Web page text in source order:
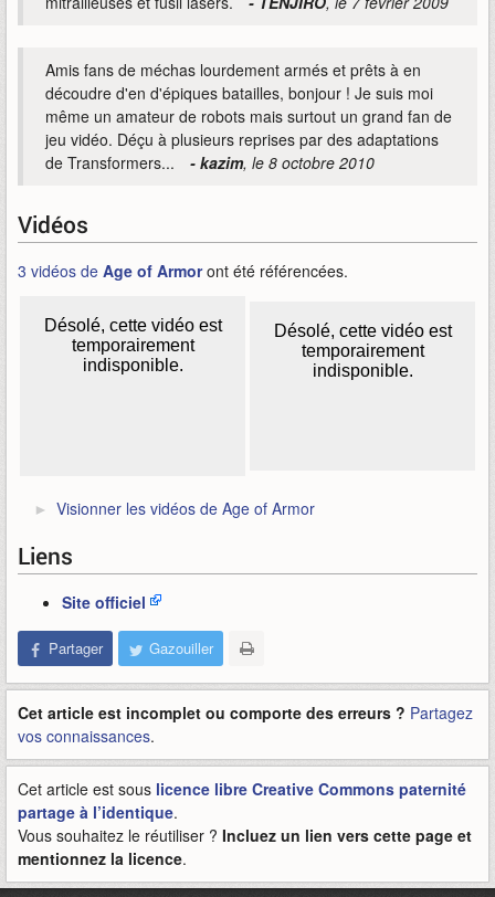
Amis fans de méchas lourdement armés et prêts à en
découdre d'en d'épiques batailles, bonjour ! Je suis moi
même un amateur de robots mais surtout un grand fan de
jeu vidéo. Déçu à plusieurs reprises par des adaptations
de Transformers...
- kazim, le 8 octobre 2010
Vidéos
3 vidéos de Age of Armoront été référencées.
Visionner les vidéos de Age of Armor
Liens
Site officiel
Partager Gazouiller
Cet article est incomplet ou comporte des erreurs ? Partagez
vos connaissances.
Cet article est sous licence libre Creative Commons paternité
partage à l’identique.
Vous souhaitez le réutiliser ? Incluez un lien vers cette page et
mentionnez la licence.